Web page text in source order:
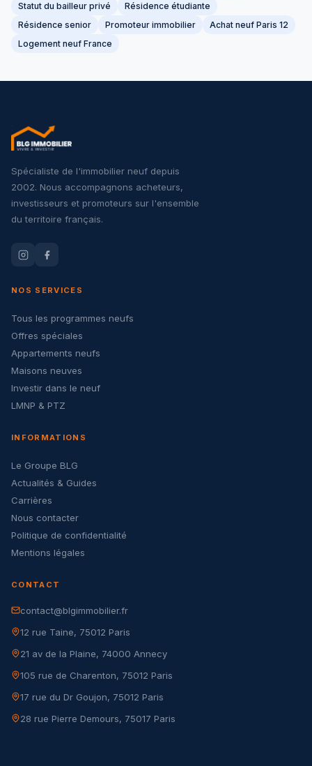
Statut du bailleur privé
Résidence étudiante
Résidence senior
Promoteur immobilier
Achat neuf Paris 12
Logement neuf France
Spécialiste de l'immobilier neuf depuis
2002. Nous accompagnons acheteurs,
investisseurs et promoteurs sur l'ensemble
du territoire français.
NOS SERVICES
Tous les programmes neufs
Offres spéciales
Appartements neufs
Maisons neuves
Investir dans le neuf
LMNP & PTZ
INFORMATIONS
Le Groupe BLG
Actualités & Guides
Carrières
Nous contacter
Politique de confidentialité
Mentions légales
CONTACT
contact@blgimmobilier.fr
12 rue Taine, 75012 Paris
21 av de la Plaine, 74000 Annecy
105 rue de Charenton, 75012 Paris
17 rue du Dr Goujon, 75012 Paris
28 rue Pierre Demours, 75017 Paris